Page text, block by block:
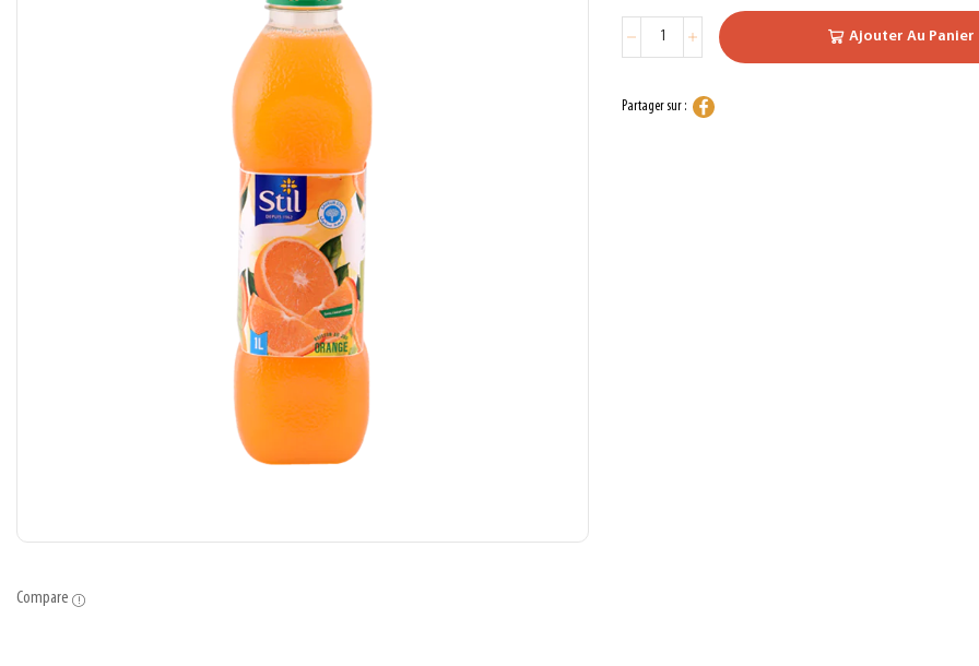
Compare
Ajouter Au Panier
Partager sur :